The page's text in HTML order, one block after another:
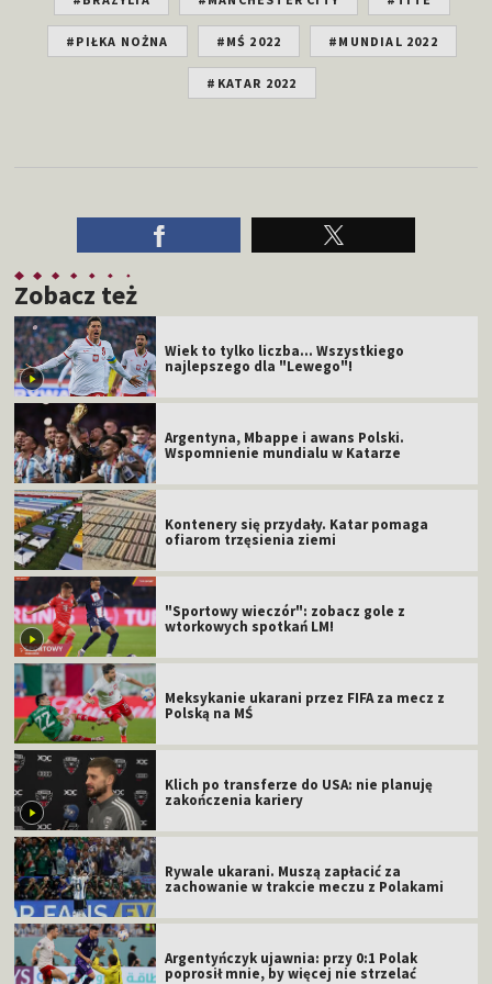
#PIŁKA NOŻNA #MŚ 2022 #MUNDIAL 2022
#KATAR 2022
Zobacz też
Wiek to tylko liczba... Wszystkiego
najlepszego dla "Lewego"!
Argentyna, Mbappe i awans Polski.
Wspomnienie mundialu w Katarze
Kontenery się przydały. Katar pomaga
ofiarom trzęsienia ziemi
"Sportowy wieczór": zobacz gole z
wtorkowych spotkań LM!
Meksykanie ukarani przez FIFA za mecz z
Polską na MŚ
Klich po transferze do USA: nie planuję
zakończenia kariery
Rywale ukarani. Muszą zapłacić za
zachowanie w trakcie meczu z Polakami
Argentyńczyk ujawnia: przy 0:1 Polak
poprosił mnie, by więcej nie strzelać